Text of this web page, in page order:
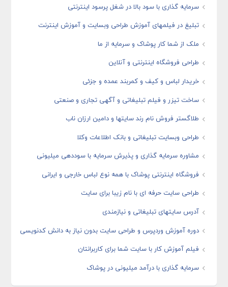
سرمایه گذاری با سود بالا در شغل پرسود اینترنتی
تبلیغ در فیلمهای آموزش طراحی وبسایت و آموزش اینترنت
ملک از شما کار پوشاک و سرمایه از ما
طراحی فروشگاه اینترنتی و آنلاین
خریدار لباس و کیف و کمربند عمده و جزئی
ساخت تیزر و فیلم تبلیغاتی و آگهی تجاری و صنعتی
طلاگستر فروش نام رند سایتها و دامین ارزان ناب
طراحی وبسایت تبلیغاتی و بانک اطلاعات وکلا
مشاوره سرمایه گذاری و پذیرش سرمایه با سوددهی میلیونی
فروشگاه اینترنتی پوشاک با همه نوع لباس خارجی و ایرانی
طراحی سایت حرفه ای با نام زیبا برای سایت
آدرس سایتهای تبلیغاتی و نیازمندی
دوره آموزش وردپرس و طراحی سایت بدون نیاز به دانش کدنویسی
فیلم آموزش کار با سایت شما برای کاربرانتان
سرمایه گذاری با درآمد میلیونی در پوشاک